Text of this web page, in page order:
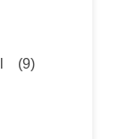
(9)